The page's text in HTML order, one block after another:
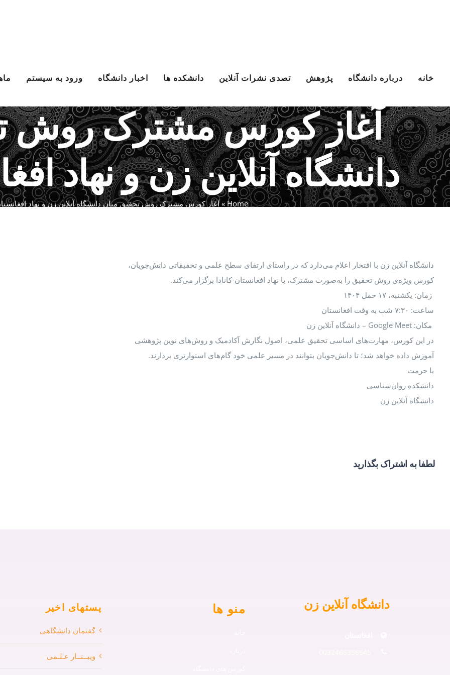
خانه درباره دانشگاه پژوهش تصدی نشرات آنلاین دانشکده ها اخبار دانشگاه ورود به سیستم
آغاز کورس مشترک روش
دانشگاه آنلاین زن و نهاد
Home
»آغاز کورس مشترک روش تحقیق میان دانشگاه آنلاین زن و نهاد
دانشگاه آنلاین زن با افتخار اعلام می‌دارد که در راستای ارتقای سطح علمی و تحقیقاتی دانش‌جویان،
کورس ویژه‌ی روش تحقیق را به‌صورت مشترک، با نهاد افغانستان-کانادا برگزار می‌کند.
زمان: یکشنبه، ۱۷ حمل ۱۴۰۴
ساعت: ۷:۳۰ شب به وقت افغانستان
مکان: Google Meet – دانشگاه آنلاین زن
در این کورس، مهارت‌های اساسی تحقیق علمی، اصول نگارش آکادمیک و روش‌های نوین پژوهشی
آموزش داده خواهد شد؛ تا دانش‌جویان بتوانند در مسیر علمی خود گام‌های استوارتری بردارند.
با حرمت
دانشکده روان‌شناسی
دانشگاه آنلاین زن
لطفا به اشتراک بگذارید
دانشگاه آنلاین زن منو ها پستهای اخیر
گفتمان دانشگاهی
ویبــنــار عـلـمی